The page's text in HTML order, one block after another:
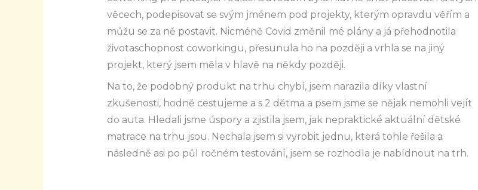
věcech, podepisovat se svým jménem pod projekty, kterým opravdu věřím a
můžu se za ně postavit. Nicméně Covid změnil mé plány a já přehodnotila
životaschopnost coworkingu, přesunula ho na později a vrhla se na jiný
projekt, který jsem měla v hlavě na někdy později.
Na to, že podobný produkt na trhu chybí, jsem narazila díky vlastní
zkušenosti, hodně cestujeme a s 2 dětma a psem jsme se nějak nemohli vejít
do auta. Hledali jsme úspory a zjistila jsem, jak nepraktické aktuální dětské
matrace na trhu jsou. Nechala jsem si vyrobit jednu, která tohle řešila a
následně asi po půl ročném testování, jsem se rozhodla je nabídnout na trh.